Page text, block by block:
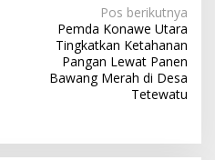
Pos berikutnya
Pemda Konawe Utara
Tingkatkan Ketahanan
Pangan Lewat Panen
Bawang Merah di Desa
Tetewatu